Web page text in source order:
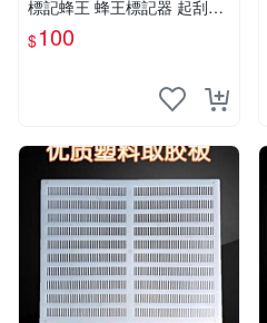
標記蜂王 蜂王標記器 起刮刀
耐用 義蜂 野蜂 蜜蜂 另有 防
蜂衣 防叮手套
$100